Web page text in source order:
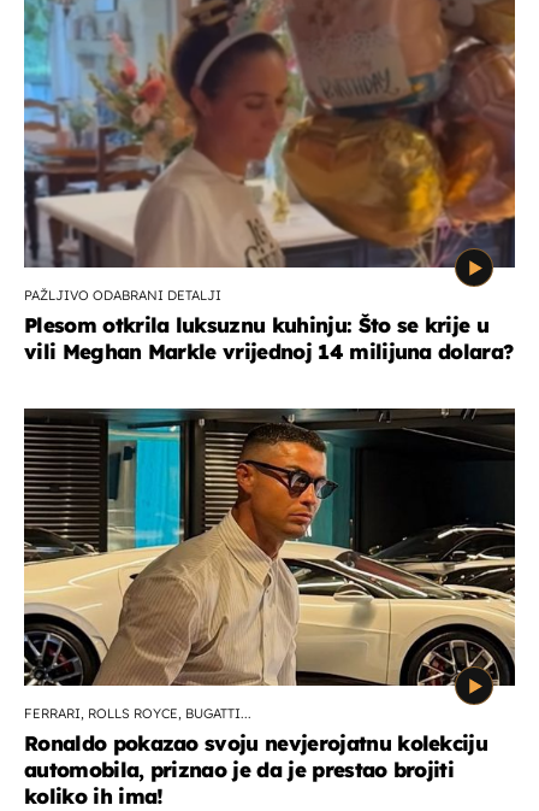
PAŽLJIVO ODABRANI DETALJI
Plesom otkrila luksuznu kuhinju: Što se krije u
vili Meghan Markle vrijednoj 14 milijuna dolara?
FERRARI, ROLLS ROYCE, BUGATTI...
Ronaldo pokazao svoju nevjerojatnu kolekciju
automobila, priznao je da je prestao brojiti
koliko ih ima!